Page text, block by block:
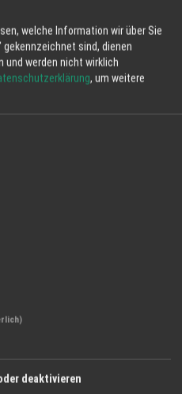
Eine humorvolle
welche Information wir über Sie
sind, dienen
und werden nicht wirklich
, um weitere
deaktivieren